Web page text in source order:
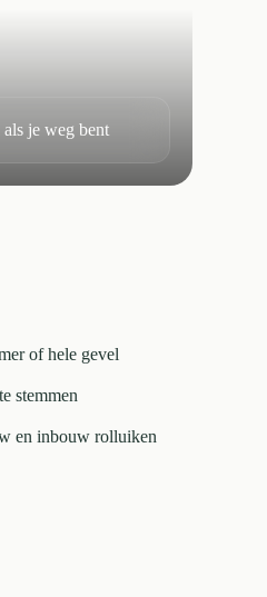
je weg bent
of hele gevel
stemmen
en inbouw rolluiken